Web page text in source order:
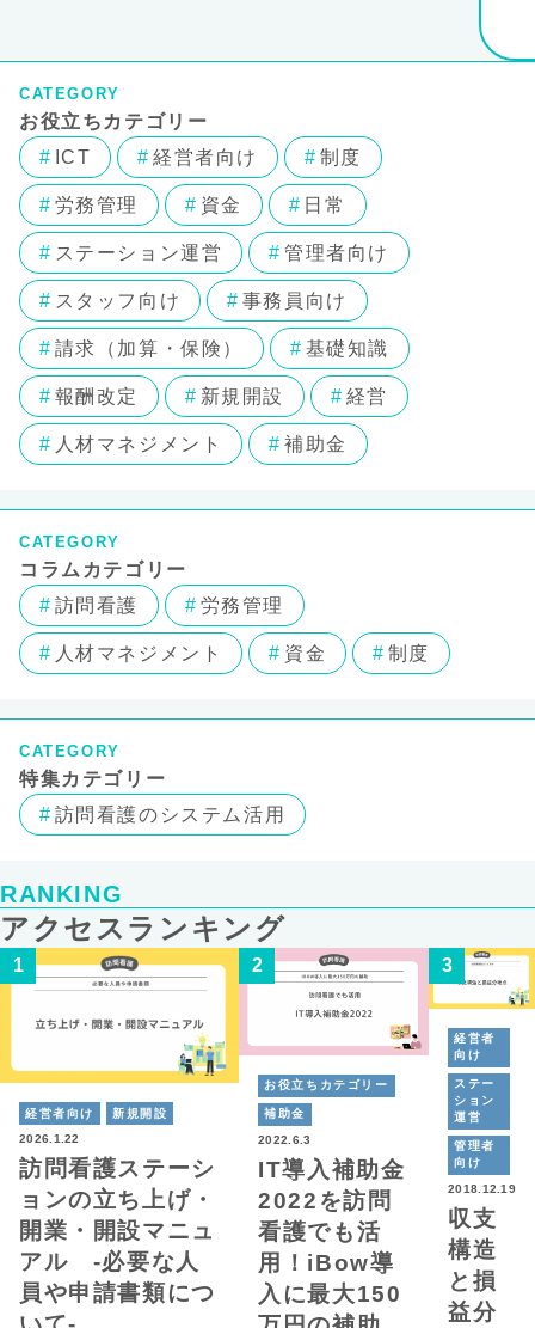
CATEGORY
お役立ちカテゴリー
ICT
経営者向け 制度
労務管理 資金 日常
ステーション運営 管理者向け
スタッフ向け 事務員向け
請求（加算・保険） 基礎知識
報酬改定 新規開設 経営
人材マネジメント 補助金
CATEGORY
コラムカテゴリー
訪問看護
労務管理
人材マネジメント 資金 制度
CATEGORY
特集カテゴリー
訪問看護のシステム活用
RANKING
アクセスランキング
経営者向け
新規開設
2026.1.22
訪問看護ステーシ
ョンの立ち上げ・
開業・開設マニュ
アル -必要な人
員や申請書類につ
お役立ちカテゴリー
補助金
2022.6.3
IT導入補助金
2022を訪問
看護でも活
用！iBow導
入に最大150
経営者
向け
ステー
ション
運営
管理者
向け
2018.12.19
収支
構造
と損
益分